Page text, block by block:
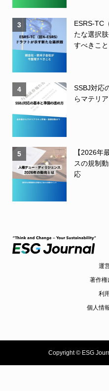
3
ESRS-TC
たな選択
すべきこと
4
SSBJ対応
らマテリ
5
【2026年
スの規制
応
運
著作権
利
個人情
Copyright ©ESG